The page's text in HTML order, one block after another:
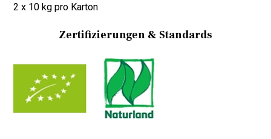
2 x 10 kg pro Karton
Zertifizierungen & Standards